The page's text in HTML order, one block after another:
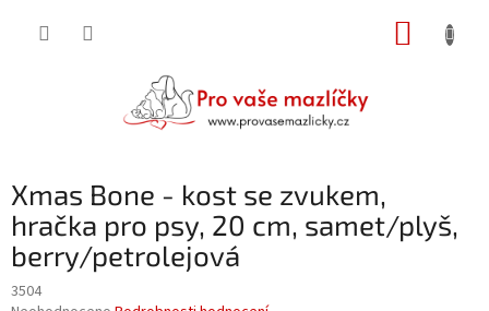
Xmas Bone - kost se zvukem,
hračka pro psy, 20 cm, samet/plyš,
berry/petrolejová
3504